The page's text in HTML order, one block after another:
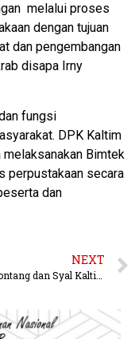
melalui proses
dengan tujuan
dan pengembangan
disapa Irny
fungsi
DPK Kaltim
Bimtek
perpustakaan secara
dan
NEXT